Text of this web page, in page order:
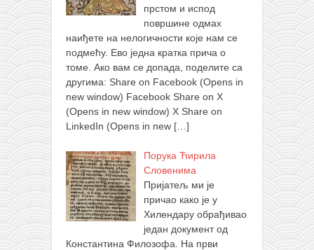
прстом и испод
површине одмах
наиђете на нелогичности које нам се
подмећу. Ево једна кратка прича о
томе. Ако вам се допада, поделите са
другима: Share on Facebook (Opens in
new window) Facebook Share on X
(Opens in new window) X Share on
LinkedIn (Opens in new […]
Порука Ћирила
Словенима
Пријатељ ми је
причао како је у
Хилендару обрађивао
један документ од
Константина Филозофа. На први